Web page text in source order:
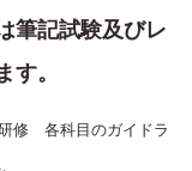
筆記試験及びレ
す。
研修 各科目のガイドラ